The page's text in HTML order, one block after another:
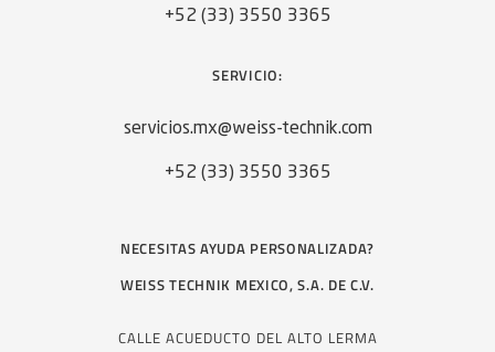
+52 (33) 3550 3365
SERVICIO:
servicios.mx@weiss-technik.com
+52 (33) 3550 3365
NECESITAS AYUDA PERSONALIZADA?
WEISS TECHNIK MEXICO, S.A. DE C.V.
CALLE ACUEDUCTO DEL ALTO LERMA